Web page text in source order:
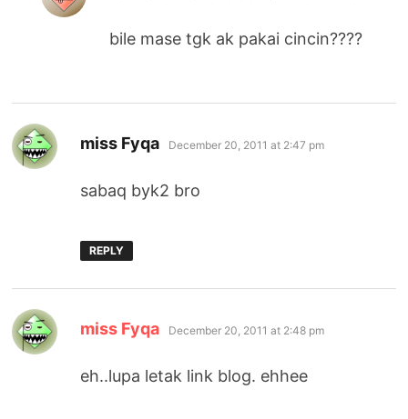
bile mase tgk ak pakai cincin????
miss Fyqa says:
December 20, 2011 at 2:47 pm
sabaq byk2 bro
REPLY
miss Fyqa says:
December 20, 2011 at 2:48 pm
eh..lupa letak link blog. ehhee